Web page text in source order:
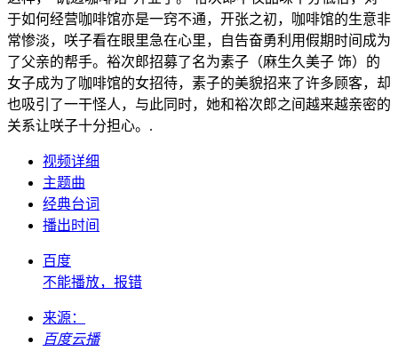
于如何经营咖啡馆亦是一窍不通，开张之初，咖啡馆的生意非
常惨淡，咲子看在眼里急在心里，自告奋勇利用假期时间成为
了父亲的帮手。裕次郎招募了名为素子（麻生久美子 饰）的
女子成为了咖啡馆的女招待，素子的美貌招来了许多顾客，却
也吸引了一干怪人，与此同时，她和裕次郎之间越来越亲密的
关系让咲子十分担心。.
视频详细
主题曲
经典台词
播出时间
百度
不能播放，报错
来源：
百度云播